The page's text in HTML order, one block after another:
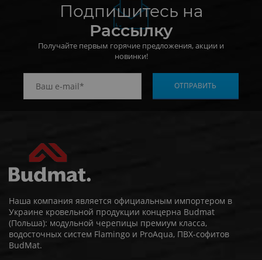
Подпишитесь на
Рассылку
Получайте первым горячие предложения, акции и
новинки!
Наша компания является официальным импортером в
Украине кровельной продукции концерна Budmat
(Польша): модульной черепицы премиум класса,
водосточных систем Flamingo и ProAqua, ПВХ-софитов
BudMat.